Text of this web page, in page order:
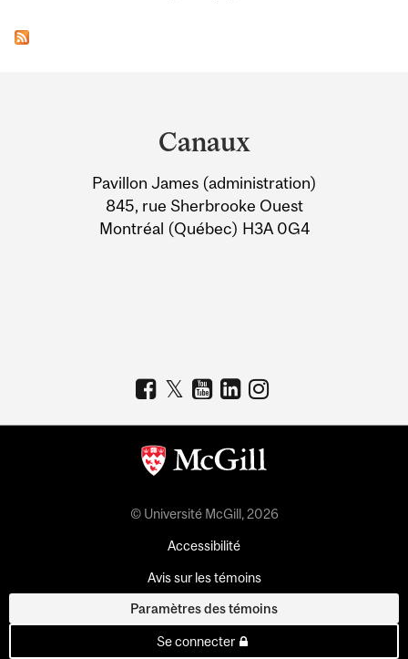
Information
Canaux
Pavillon James (administration)
845, rue Sherbrooke Ouest
Montréal (Québec) H3A 0G4
© Université McGill, 2026
Accessibilité
Avis sur les témoins
Paramètres des témoins
Se connecter